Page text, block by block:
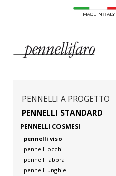
PRODOTTI
INNOVAZIONE
DERMOCURA
MEDIA
CONTATTI
PENNELLI A PROGETTO
PENNELLI STANDARD
PENNELLI COSMESI
pennelli viso
pennelli occhi
pennelli labbra
pennelli unghie